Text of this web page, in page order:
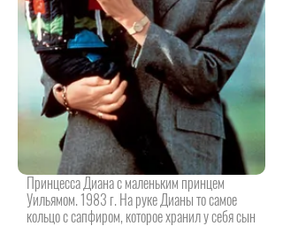
Принцесса Диана с маленьким принцем
Уильямом. 1983 г. На руке Дианы то самое
кольцо с сапфиром, которое хранил у себя сын